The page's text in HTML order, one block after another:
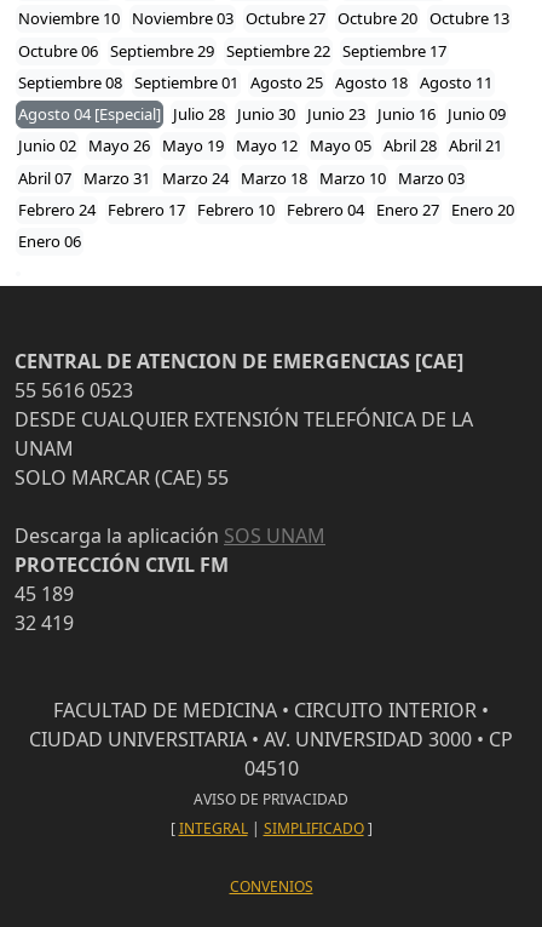
Noviembre 10
Noviembre 03 Octubre 27 Octubre 20 Octubre 13
Octubre 06 Septiembre 29 Septiembre 22 Septiembre 17
Septiembre 08 Septiembre 01 Agosto 25 Agosto 18 Agosto 11
Agosto 04 [Especial]
Julio 28 Junio 30 Junio 23 Junio 16
Junio 09
Junio 02
Mayo 26 Mayo 19 Mayo 12 Mayo 05 Abril 28 Abril 21
Abril 07
Marzo 31 Marzo 24 Marzo 18 Marzo 10
Marzo 03
Febrero 24
Febrero 17 Febrero 10 Febrero 04 Enero 27
Enero 20
Enero 06
CENTRAL DE ATENCION DE EMERGENCIAS [CAE]
55 5616 0523
DESDE CUALQUIER EXTENSIÓN TELEFÓNICA DE LA
UNAM
SOLO MARCAR (CAE) 55
Descarga la aplicación SOS UNAM
PROTECCIÓN CIVIL FM
45 189
32 419
FACULTAD DE MEDICINA • CIRCUITO INTERIOR •
CIUDAD UNIVERSITARIA • AV. UNIVERSIDAD 3000 • CP
04510
AVISO DE PRIVACIDAD
[INTEGRAL| SIMPLIFICADO]
CONVENIOS